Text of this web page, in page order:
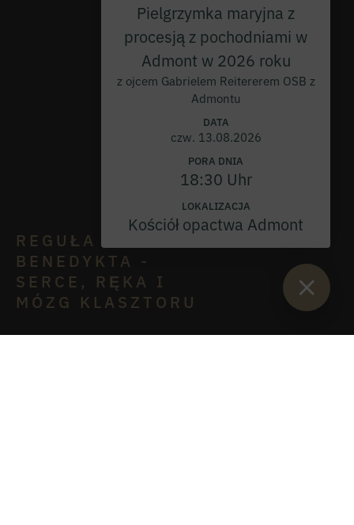
REGUŁA ŚW.
BENEDYKTA -
SERCE, RĘKA I
MÓZG KLASZTORU
Pielgrzymka maryjna z
procesją z pochodniami w
Admont w 2026 roku
z ojcem Gabrielem Reitererem OSB z
Admontu
DATA
czw. 13.08.2026
PORA DNIA
18:30 Uhr
LOKALIZACJA
Kościół opactwa Admont